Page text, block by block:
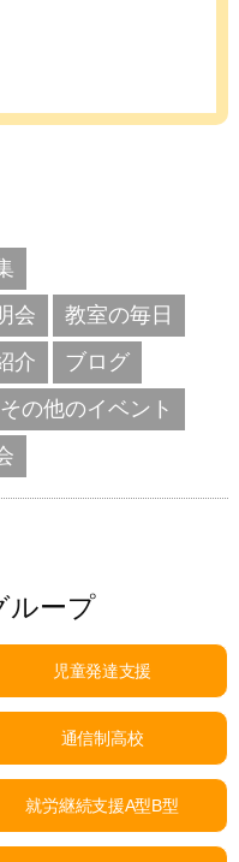
会
教室の毎日
介
ブログ
その他のイベント
ループ
児童発達支援
通信制高校
就労継続支援A型B型